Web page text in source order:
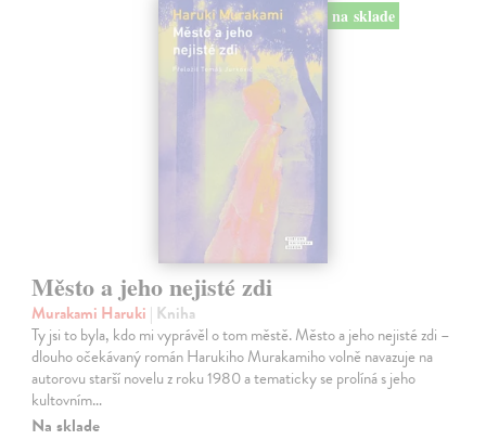
na sklade
Město a jeho nejisté zdi
Murakami Haruki | Kniha
Ty jsi to byla, kdo mi vyprávěl o tom městě. Město a jeho nejisté zdi –
dlouho očekávaný román Harukiho Murakamiho volně navazuje na
autorovu starší novelu z roku 1980 a tematicky se prolíná s jeho
kultovním…
Na sklade